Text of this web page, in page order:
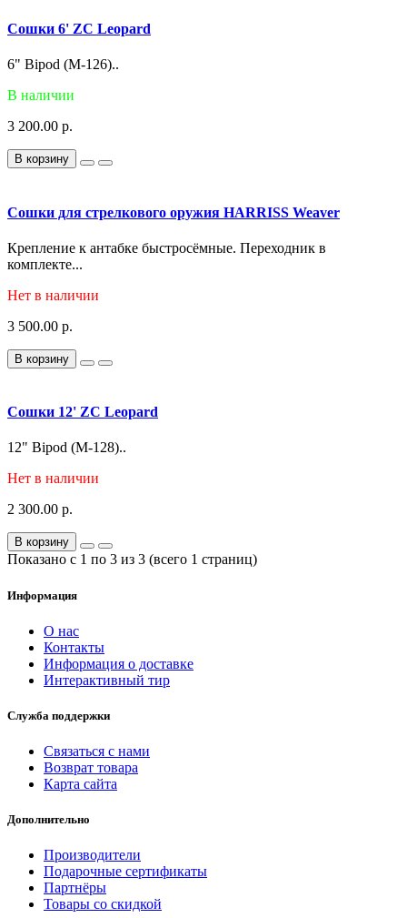
Сошки 6' ZC Leopard
6" Bipod (M-126)..
В наличии
3 200.00 р.
В корзину
Сошки для стрелкового оружия HARRISS Weaver
Крепление к антабке быстросёмные. Переходник в
комплекте...
Нет в наличии
3 500.00 р.
В корзину
Сошки 12' ZC Leopard
12" Bipod (M-128)..
Нет в наличии
2 300.00 р.
В корзину
Показано с 1 по 3 из 3 (всего 1 страниц)
Информация
О нас
Контакты
Информация о доставке
Интерактивный тир
Служба поддержки
Связаться с нами
Возврат товара
Карта сайта
Дополнительно
Производители
Подарочные сертификаты
Партнёры
Товары со скидкой